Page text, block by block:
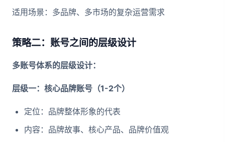
适用场景：多品牌、多市场的复杂运营需求
策略二：账号之间的层级设计
多账号体系的层级设计：
层级一：核心品牌账号（1-2个）
定位：品牌整体形象的代表
内容：品牌故事、核心产品、品牌价值观